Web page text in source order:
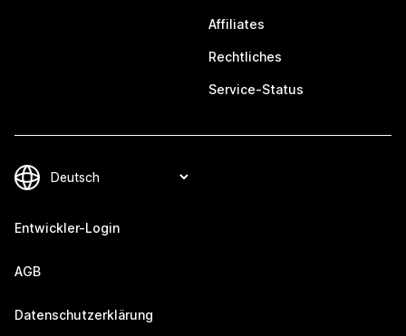
Affiliates
Rechtliches
Service-Status
Entwickler-Login
AGB
Datenschutzerklärung